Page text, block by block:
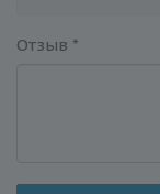
Отзыв *